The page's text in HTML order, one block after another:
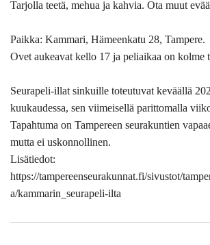
Tarjolla teetä, mehua ja kahvia. Ota muut
Paikka: Kammari, Hämeenkatu 28, Tampere.
Ovet aukeavat kello 17 ja peliaikaa on kolme
Seurapeli-illat sinkuille toteutuvat keväällä
kuukaudessa, sen viimeisellä parittomalla
Tapahtuma on Tampereen seurakuntien
mutta ei uskonnollinen.
Lisätiedot:
https://tampereenseurakunnat.fi/sivustot/
a/kammarin_seurapeli-ilta